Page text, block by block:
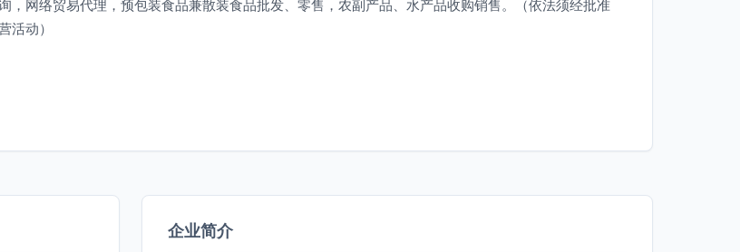
，网络贸易代理，预包装食品兼散装食品批发、零售，农副产品、水产品收购销售。（依法须经批准
活动）
企业简介